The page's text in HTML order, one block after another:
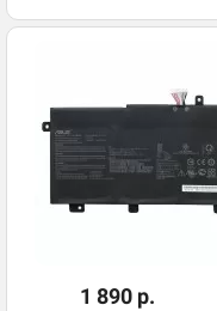
1 890 р.